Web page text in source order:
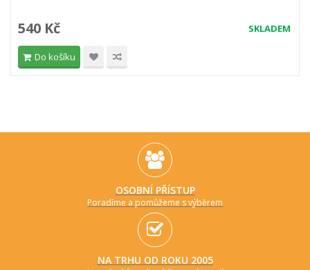
SKLADEM
540 Kč
Do košíku
OSOBNÍ PŘÍSTUP
Poradíme a pomůžeme s výběrem
NA TRHU OD ROKU 2005